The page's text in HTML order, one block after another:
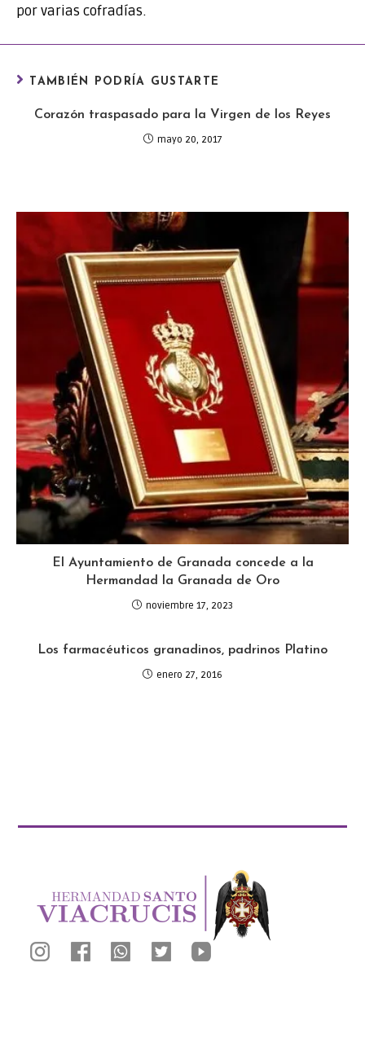
por varias cofradías.
TAMBIÉN PODRÍA GUSTARTE
Corazón traspasado para la Virgen de los Reyes
mayo 20, 2017
El Ayuntamiento de Granada concede a la
Hermandad la Granada de Oro
noviembre 17, 2023
Los farmacéuticos granadinos, padrinos Platino
enero 27, 2016